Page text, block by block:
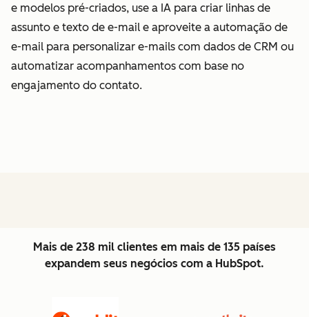
e modelos pré-criados, use a IA para criar linhas de
assunto e texto de e-mail e aproveite a automação de
e-mail para personalizar e-mails com dados de CRM ou
automatizar acompanhamentos com base no
engajamento do contato.
Mais de 238 mil clientes em mais de 135 países
expandem seus negócios com a HubSpot.